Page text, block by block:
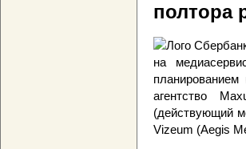
полтора
на
агентство
(действующий
Vizeum (Aegis